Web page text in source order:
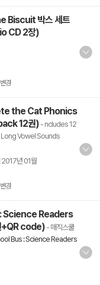
Biscuit 박스 세트
CD 2장)
변경
the Cat Phonics
12권) - ncludes 12
Vowel Sounds
2017년 01월
변경
Science Readers
code) - 매직스쿨
Bus : Science Readers